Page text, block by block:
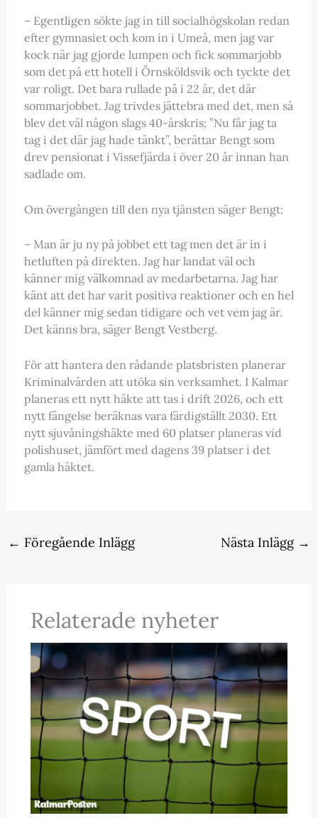
– Egentligen sökte jag in till socialhögskolan redan
efter gymnasiet och kom in i Umeå, men jag var
kock när jag gjorde lumpen och fick sommarjobb
som det på ett hotell i Örnsköldsvik och tyckte det
var roligt. Det bara rullade på i 22 år, det där
sommarjobbet. Jag trivdes jättebra med det, men så
blev det väl någon slags 40-årskris; ”Nu får jag ta
tag i det där jag hade tänkt”, berättar Bengt som
drev pensionat i Vissefjärda i över 20 år innan han
sadlade om.
Om övergången till den nya tjänsten säger Bengt:
– Man är ju ny på jobbet ett tag men det är in i
hetluften på direkten. Jag har landat väl och
känner mig välkomnad av medarbetarna. Jag har
känt att det har varit positiva reaktioner och en hel
del känner mig sedan tidigare och vet vem jag är.
Det känns bra, säger Bengt Vestberg.
För att hantera den rådande platsbristen planerar
Kriminalvården att utöka sin verksamhet. I Kalmar
planeras ett nytt häkte att tas i drift 2026, och ett
nytt fängelse beräknas vara färdigställt 2030. Ett
nytt sjuvåningshäkte med 60 platser planeras vid
polishuset, jämfört med dagens 39 platser i det
gamla häktet.
← Föregående Inlägg Nästa Inlägg →
Relaterade nyheter